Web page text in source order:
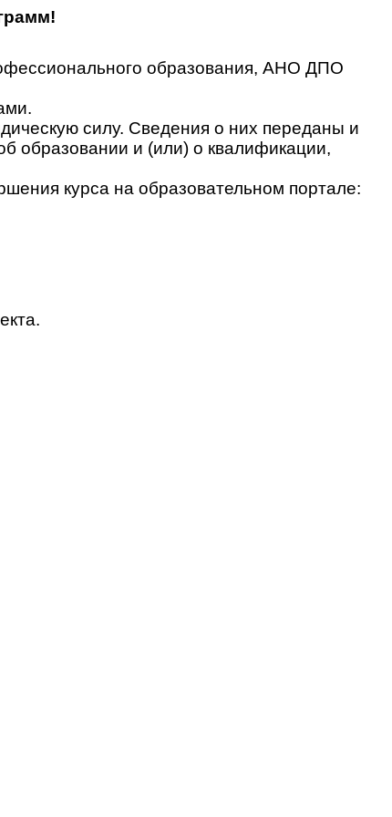
образования, АНО ДПО
силу. Сведения о них переданы и
образовании и (или) о квалификации,
курса на образовательном портале: